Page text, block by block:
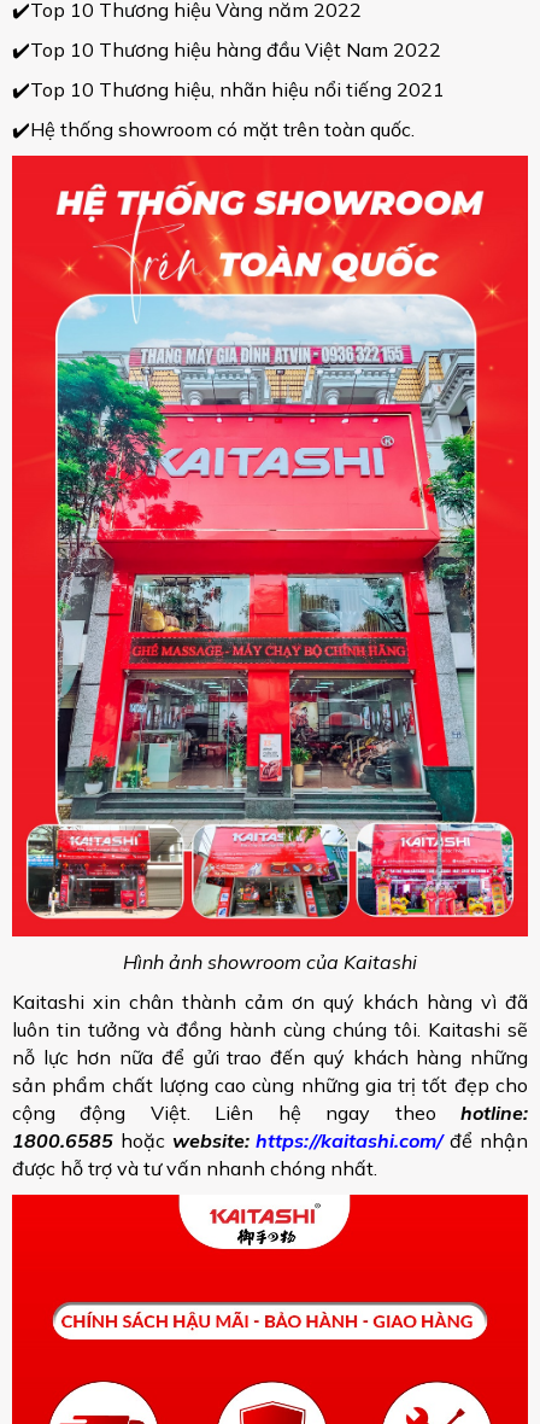
✔️Top 10 Thương hiệu Vàng năm 2022
✔️Top 10 Thương hiệu hàng đầu Việt Nam 2022
✔️Top 10 Thương hiệu, nhãn hiệu nổi tiếng 2021
✔️Hệ thống showroom có mặt trên toàn quốc.
Hình ảnh showroom của Kaitashi
Kaitashi xin chân thành cảm ơn quý khách hàng vì đã
luôn tin tưởng và đồng hành cùng chúng tôi. Kaitashi sẽ
nỗ lực hơn nữa để gửi trao đến quý khách hàng những
sản phẩm chất lượng cao cùng những gia trị tốt đẹp cho
cộng động Việt. Liên hệ ngay theo hotline:
1800.6585 hoặc website:https://kaitashi.com/ để nhận
được hỗ trợ và tư vấn nhanh chóng nhất.